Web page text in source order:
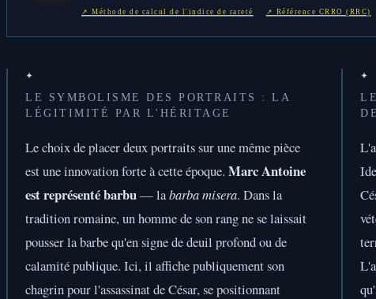
↗ Méthode de calcul de l'indice de rareté ↗ Référence CRRO (RRC)
✦
LE SYMBOLISME DES PORTRAITS : LA
LÉGITIMITÉ PAR L'HÉRITAGE
Le choix de placer deux portraits sur une même pièce
est une innovation forte à cette époque. Marc Antoine
est représenté barbu— labarba misera. Dans la
tradition romaine, un homme de son rang ne se laissait
pousser la barbe qu'en signe de deuil profond ou de
calamité publique. Ici, il affiche publiquement son
chagrin pour l'assassinat de César, se positionnant
✦